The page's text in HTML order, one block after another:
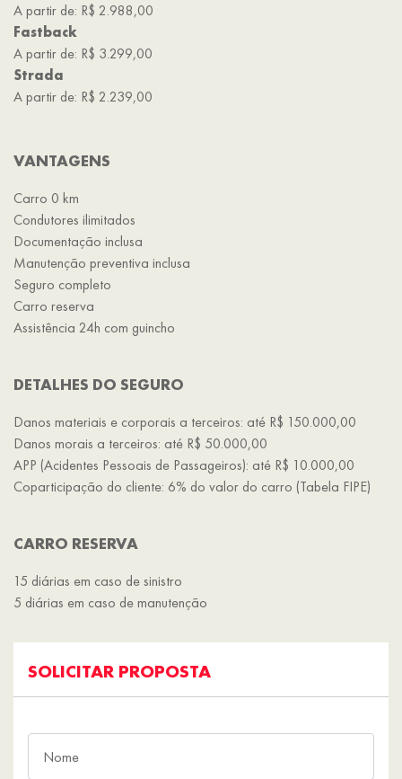
A partir de: R$ 2.988,00
Fastback
A partir de: R$ 3.299,00
Strada
A partir de: R$ 2.239,00
VANTAGENS
Carro 0 km
Condutores ilimitados
Documentação inclusa
Manutenção preventiva inclusa
Seguro completo
Carro reserva
Assistência 24h com guincho
DETALHES DO SEGURO
Danos materiais e corporais a terceiros: até R$ 150.000,00
Danos morais a terceiros: até R$ 50.000,00
APP (Acidentes Pessoais de Passageiros): até R$ 10.000,00
Coparticipação do cliente: 6% do valor do carro (Tabela FIPE)
CARRO RESERVA
15 diárias em caso de sinistro
5 diárias em caso de manutenção
SOLICITAR PROPOSTA